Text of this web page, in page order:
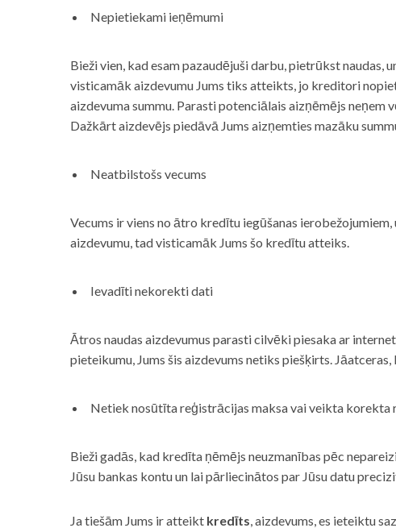
Nepietiekami ieņēmumi
Bieži vien, kad esam pazaudējuši darbu, pietrūkst
visticamāk aizdevumu Jums tiks atteikts, jo kreditori
aizdevuma summu. Parasti potenciālais aizņēmējs neņem
Dažkārt aizdevējs piedāvā Jums aizņemties mazāku
Neatbilstošs vecums
Vecums ir viens no ātro kredītu iegūšanas
aizdevumu, tad visticamāk Jums šo kredītu atteiks.
Ievadīti nekorekti dati
Ātros naudas aizdevumus parasti cilvēki piesaka ar
pieteikumu, Jums šis aizdevums netiks piešķirts.
Netiek nosūtīta reģistrācijas maksa vai veikta korekta
Bieži gadās, kad kredīta ņēmējs neuzmanības pēc
Jūsu bankas kontu un lai pārliecinātos par Jūsu datu
Ja tiešām Jums ir atteikt kredīts, aizdevums, es ieteiktu